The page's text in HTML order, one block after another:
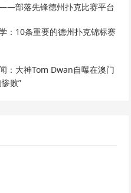
部落先锋德州扑克比赛平台
：10条重要的德州扑克锦标赛
：大神Tom Dwan自曝在澳门
败”